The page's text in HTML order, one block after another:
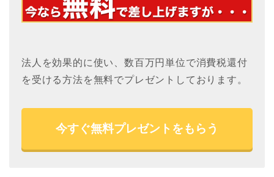
法人を効果的に使い、数百万円単位で消費税還付
を受ける方法を無料でプレゼントしております。
今すぐ無料プレゼントをもらう